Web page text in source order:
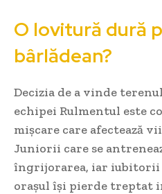
O lovitură dură
bârlădean?
Decizia de a vinde
echipei Rulmentul este
mișcare care afectează
Juniorii care se
îngrijorarea, iar iubitorii
orașul își pierde treptat